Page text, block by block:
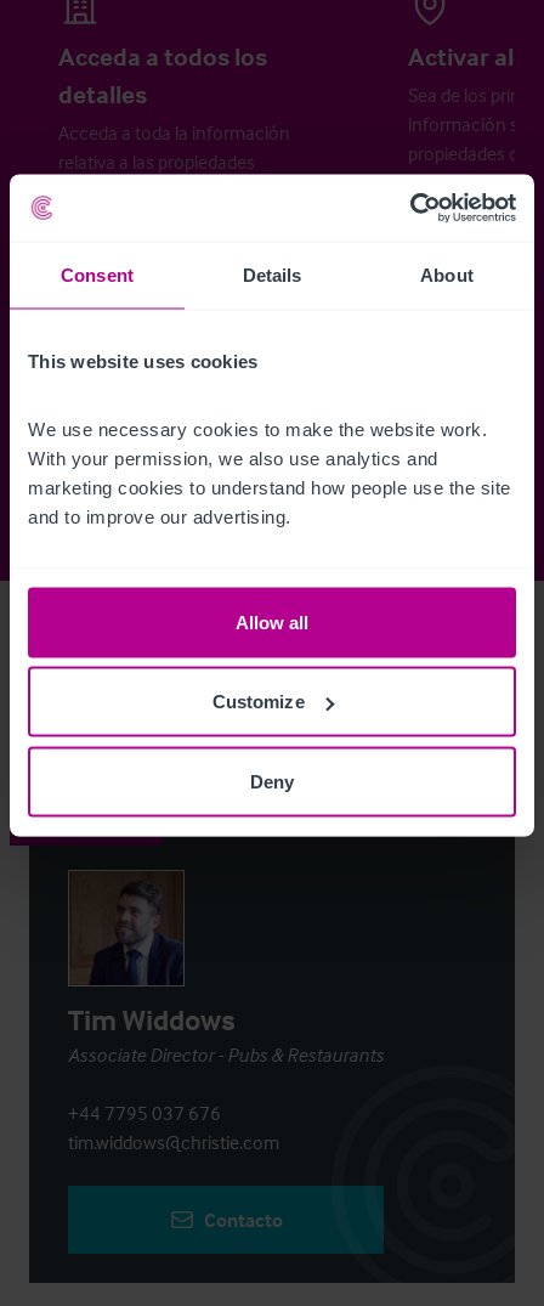
Consent Details About
This website uses cookies
We use necessary cookies to make the website work.
With your permission, we also use analytics and
marketing cookies to understand how people use the site
and to improve our advertising.
Allow all
Customize
Deny
Acceda a todos los
detalles
Acceda a toda la información
relativa a las propiedades
Activar
Sea de los
información
propiedades
cómo desea
to view full details
Contacto
Tim Widdows
Associate Director - Pubs & Restaurants
+44 7795 037 676
tim.widdows@christie.com
Contacto